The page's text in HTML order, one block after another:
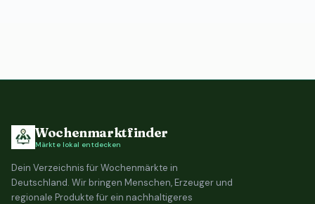
Wochenmarktfinder
Märkte lokal entdecken
Dein Verzeichnis für Wochenmärkte in
Deutschland. Wir bringen Menschen, Erzeuger und
regionale Produkte für ein nachhaltigeres